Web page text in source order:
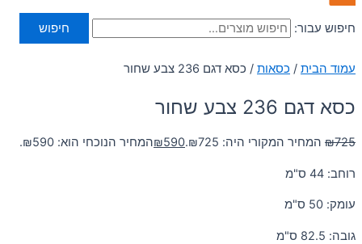
חיפוש עבור: חיפוש
עמוד הבית / כסאות / כסא דגם 236 צבע שחור
כסא דגם 236 צבע שחור
₪725 המחיר המקורי היה: ₪725. ₪590 המחיר הנוכחי הוא: ₪590.
רוחב: 44 ס"מ
עומק: 50 ס"מ
גובה: 82.5 ס"מ